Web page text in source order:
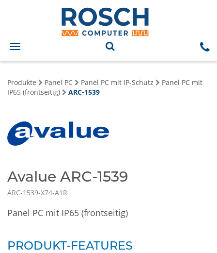
Toggle
navigation
Produkte Panel PC Panel PC mit IP-Schutz
Panel PC mit
IP65 (frontseitig)
ARC-1539
Avalue ARC-1539
ARC-1539-X74-A1R
Panel PC mit IP65 (frontseitig)
PRODUKT-FEATURES